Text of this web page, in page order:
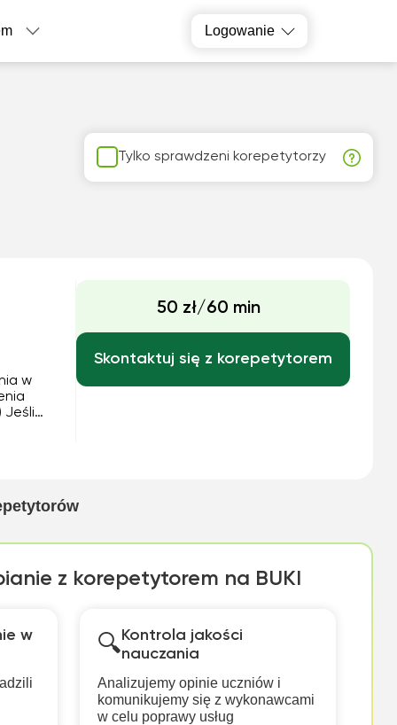
Logowanie
Tylko sprawdzeni korepetytorzy
w
Jeśli
50 zł/60 min
Skontaktuj się z korepetytorem
z korepetytorem na BUKI
w
🔍 Kontrola jakości
nauczania
Analizujemy opinie uczniów i
komunikujemy się z wykonawcami
w celu poprawy usług